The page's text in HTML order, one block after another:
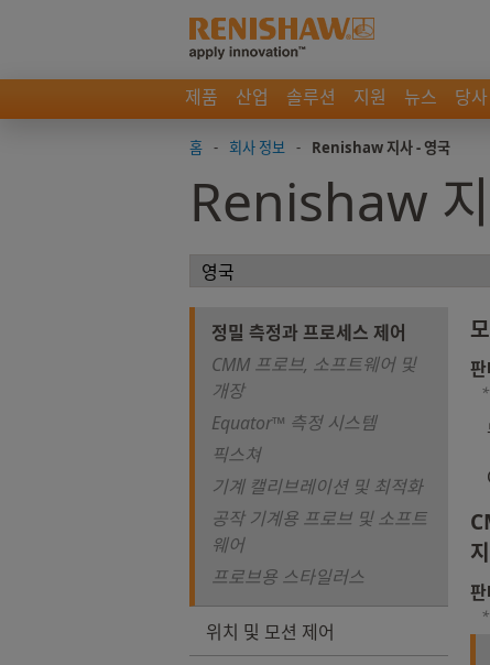
제품 산업 솔루션 지원 뉴스 당사
홈 - 회사 정보 - Renishaw 지사 - 영국
Renishaw
정밀 측정과 프로세스 제어
CMM 프로브, 소프트웨어 및
개장
Equator™ 측정 시스템
픽스쳐
기계 캘리브레이션 및 최적화
공작 기계용 프로브 및 소프트
웨어
프로브용 스타일러스
위치 및 모션 제어